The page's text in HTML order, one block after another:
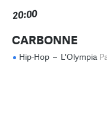
20:00
CARBONNE
Hip-Hop – L'Olympia